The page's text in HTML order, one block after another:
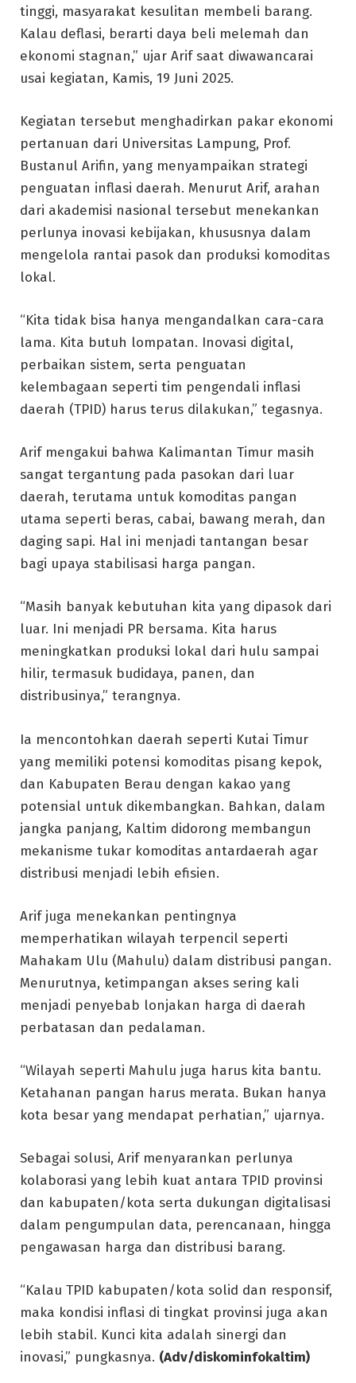
tinggi, masyarakat kesulitan membeli barang.
Kalau deflasi, berarti daya beli melemah dan
ekonomi stagnan,” ujar Arif saat diwawancarai
usai kegiatan, Kamis, 19 Juni 2025.
Kegiatan tersebut menghadirkan pakar ekonomi
pertanuan dari Universitas Lampung, Prof.
Bustanul Arifin, yang menyampaikan strategi
penguatan inflasi daerah. Menurut Arif, arahan
dari akademisi nasional tersebut menekankan
perlunya inovasi kebijakan, khususnya dalam
mengelola rantai pasok dan produksi komoditas
lokal.
“Kita tidak bisa hanya mengandalkan cara-cara
lama. Kita butuh lompatan. Inovasi digital,
perbaikan sistem, serta penguatan
kelembagaan seperti tim pengendali inflasi
daerah (TPID) harus terus dilakukan,” tegasnya.
Arif mengakui bahwa Kalimantan Timur masih
sangat tergantung pada pasokan dari luar
daerah, terutama untuk komoditas pangan
utama seperti beras, cabai, bawang merah, dan
daging sapi. Hal ini menjadi tantangan besar
bagi upaya stabilisasi harga pangan.
“Masih banyak kebutuhan kita yang dipasok dari
luar. Ini menjadi PR bersama. Kita harus
meningkatkan produksi lokal dari hulu sampai
hilir, termasuk budidaya, panen, dan
distribusinya,” terangnya.
Ia mencontohkan daerah seperti Kutai Timur
yang memiliki potensi komoditas pisang kepok,
dan Kabupaten Berau dengan kakao yang
potensial untuk dikembangkan. Bahkan, dalam
jangka panjang, Kaltim didorong membangun
mekanisme tukar komoditas antardaerah agar
distribusi menjadi lebih efisien.
Arif juga menekankan pentingnya
memperhatikan wilayah terpencil seperti
Mahakam Ulu (Mahulu) dalam distribusi pangan.
Menurutnya, ketimpangan akses sering kali
menjadi penyebab lonjakan harga di daerah
perbatasan dan pedalaman.
“Wilayah seperti Mahulu juga harus kita bantu.
Ketahanan pangan harus merata. Bukan hanya
kota besar yang mendapat perhatian,” ujarnya.
Sebagai solusi, Arif menyarankan perlunya
kolaborasi yang lebih kuat antara TPID provinsi
dan kabupaten/kota serta dukungan digitalisasi
dalam pengumpulan data, perencanaan, hingga
pengawasan harga dan distribusi barang.
“Kalau TPID kabupaten/kota solid dan responsif,
maka kondisi inflasi di tingkat provinsi juga akan
lebih stabil. Kunci kita adalah sinergi dan
inovasi,” pungkasnya. (Adv/diskominfokaltim)